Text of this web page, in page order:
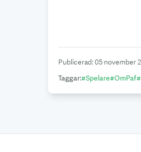
Publicerad:05 november
Taggar:#Spelare#OmPaf#